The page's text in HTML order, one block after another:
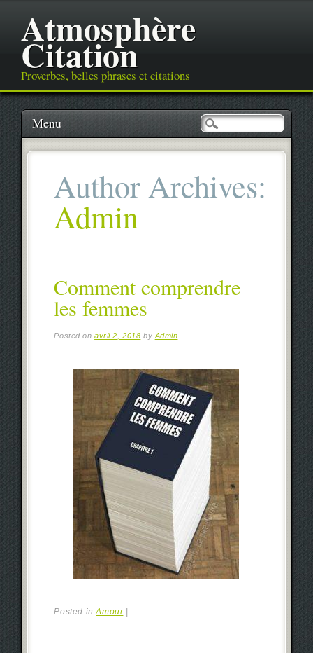
Atmosphère
Citation
Proverbes, belles phrases et citations
Main menu
Skip
content
Menu
Author Archives:
Admin
Comment comprendre
les femmes
Posted onavril 2, 2018 byAdmin
Posted inAmour